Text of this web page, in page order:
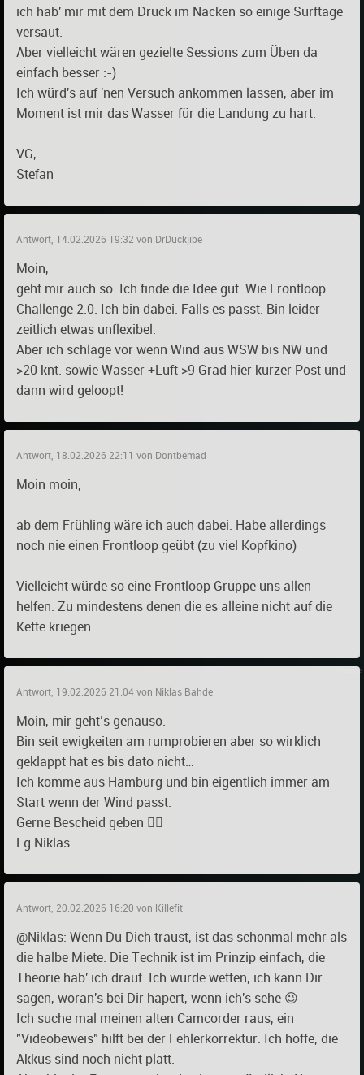
ich hab' mir mit dem Druck im Nacken so einige Surftage
versaut.
Aber vielleicht wären gezielte Sessions zum Üben da
einfach besser :-)
Ich würd's auf 'nen Versuch ankommen lassen, aber im
Moment ist mir das Wasser für die Landung zu hart.
VG,
Stefan
Antwort, 14.02.2026 19:32 von DrDuckjibe
Moin,
geht mir auch so. Ich finde die Idee gut. Wie Frontloop
Challenge 2.0. Ich bin dabei. Falls es passt. Bin leider
zeitlich etwas unflexibel.
Aber ich schlage vor wenn Wind aus WSW bis NW und
>20 knt. sowie Wasser +Luft >9 Grad hier kurzer Post und
dann wird geloopt!
Antwort, 18.02.2026 22:11 von Dontbemad
Moin moin,
ab dem Frühling wäre ich auch dabei. Habe allerdings
noch nie einen Frontloop geübt (zu viel Kopfkino)
Vielleicht würde so eine Frontloop Gruppe uns allen
helfen. Zu mindestens denen die es alleine nicht auf die
Kette kriegen.
Antwort, 19.02.2026 21:04 von Niklas Bahde
Moin, mir geht’s genauso.
Bin seit ewigkeiten am rumprobieren aber so wirklich
geklappt hat es bis dato nicht…
Ich komme aus Hamburg und bin eigentlich immer am
Start wenn der Wind passt.
Gerne Bescheid geben 👍🏼
Lg Niklas.
Antwort, 20.02.2026 16:20 von Killefit
@Niklas: Wenn Du Dich traust, ist das schonmal mehr als
die halbe Miete. Die Technik ist im Prinzip einfach, die
Theorie hab' ich drauf. Ich würde wetten, ich kann Dir
sagen, woran's bei Dir hapert, wenn ich's sehe 😉
Ich suche mal meinen alten Camcorder raus, ein
"Videobeweis" hilft bei der Fehlerkorrektur. Ich hoffe, die
Akkus sind noch nicht platt.